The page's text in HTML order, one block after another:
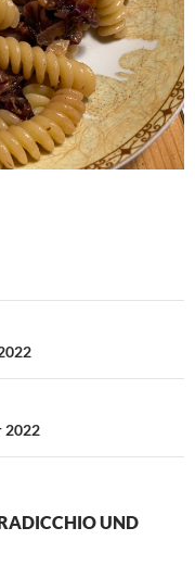
2022
UND